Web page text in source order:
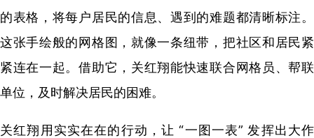
的表格，将每户居民的信息、遇到的难题都清晰标注。
这张手绘般的网格图，就像一条纽带，把社区和居民紧
紧连在一起。借助它，关红翔能快速联合网格员、帮联
单位，及时解决居民的困难。
关红翔用实实在在的行动，让 “一图一表” 发挥出大作